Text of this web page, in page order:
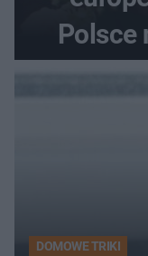
Polsce
DOMOWE TRIKI